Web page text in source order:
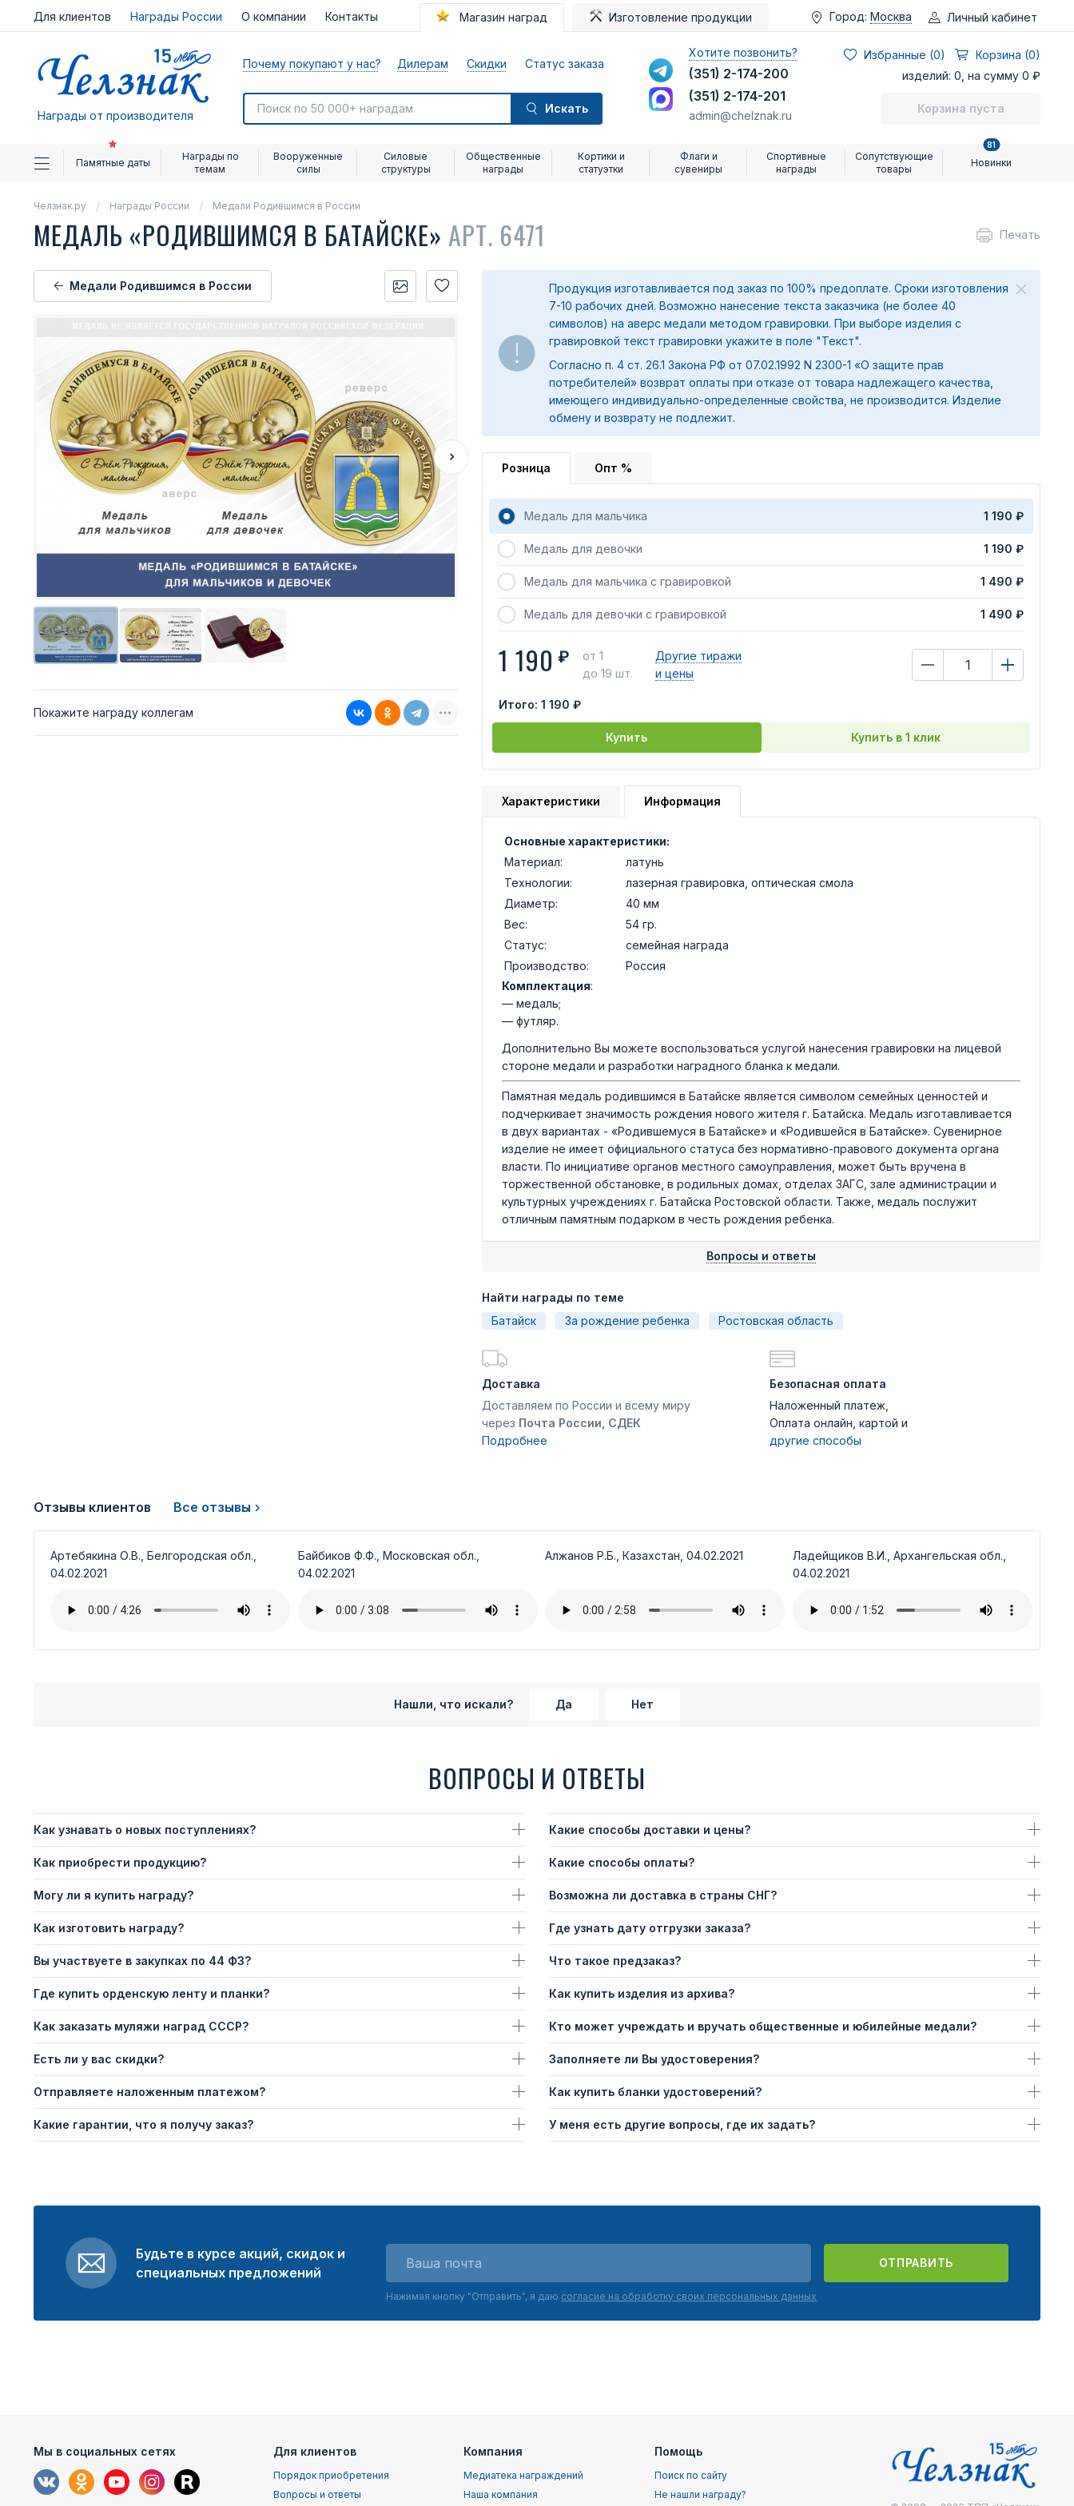
Для клиентов Награды России О компании Контакты Магазин наград Изготовление продукции Город: Москва Личный кабинет
Награды от производителя
Почему покупают у нас? Дилерам Скидки Статус заказа
Искать
Хотите позвонить?
(351) 2-174-200
(351) 2-174-201
admin@chelznak.ru
Избранные (0)
Корзина (0)
изделий: 0, на сумму 0 ₽
Корзина пуста
Памятные даты
Награды по
темам
Вооруженные
силы
Силовые
структуры
Общественные
награды
Кортики и
статуэтки
Флаги и
сувениры
Спортивные
награды
Сопутствующие
товары
Новинки
81
Челзнак.ру Награды России Медали Родившимся в России
МЕДАЛЬ «РОДИВШИМСЯ В БАТАЙСКЕ» АРТ. 6471 Печать
Медали Родившимся в России
Покажите награду коллегам
Продукция изготавливается под заказ по 100% предоплате. Сроки изготовления
7-10 рабочих дней. Возможно нанесение текста заказчика (не более 40
символов) на аверс медали методом гравировки. При выборе изделия с
гравировкой текст гравировки укажите в поле "Текст".
Согласно п. 4 ст. 26.1 Закона РФ от 07.02.1992 N 2300-1 «О защите прав
потребителей» возврат оплаты при отказе от товара надлежащего качества,
имеющего индивидуально-определенные свойства, не производится. Изделие
обмену и возврату не подлежит.
Розница Опт %
Медаль для мальчика 1 190 ₽
Медаль для девочки 1 190 ₽
Медаль для мальчика с гравировкой 1 490 ₽
Медаль для девочки с гравировкой 1 490 ₽
1 190 ₽
от 1
до 19 шт.
Другие тиражи
и цены
Итого: 1 190 ₽
Купить Купить в 1 клик
Характеристики Информация
Основные характеристики:
Материал:
латунь
Технологии:
лазерная гравировка, оптическая смола
Диаметр:
40 мм
Вес:
54 гр.
Статус:
семейная награда
Производство:
Россия
Комплектация:
— медаль;
— футляр.
Дополнительно Вы можете воспользоваться услугой нанесения гравировки на лицевой
стороне медали и разработки наградного бланка к медали.
Памятная медаль родившимся в Батайске является символом семейных ценностей и
подчеркивает значимость рождения нового жителя г. Батайска. Медаль изготавливается
в двух вариантах - «Родившемуся в Батайске» и «Родившейся в Батайске». Сувенирное
изделие не имеет официального статуса без нормативно-правового документа органа
власти. По инициативе органов местного самоуправления, может быть вручена в
торжественной обстановке, в родильных домах, отделах ЗАГС, зале администрации и
культурных учреждениях г. Батайска Ростовской области. Также, медаль послужит
отличным памятным подарком в честь рождения ребенка.
Вопросы и ответы
Найти награды по теме
Батайск
За рождение ребенка Ростовская область
Доставка
Доставляем по России и всему миру
через Почта России, СДЕК
Подробнее
Безопасная оплата
Наложенный платеж,
Оплата онлайн, картой и
другие способы
Отзывы клиентов Все отзывы
Артебякина О.В., Белгородская обл.,
04.02.2021
Байбиков Ф.Ф., Московская обл.,
04.02.2021
Алжанов Р.Б., Казахстан, 04.02.2021
Ладейщиков В.И., Архангельская обл.,
04.02.2021
Нашли, что искали? Да Нет
ВОПРОСЫ И ОТВЕТЫ
Как узнавать о новых поступлениях?
Как приобрести продукцию?
Могу ли я купить награду?
Как изготовить награду?
Вы участвуете в закупках по 44 ФЗ?
Где купить орденскую ленту и планки?
Как заказать муляжи наград СССР?
Есть ли у вас скидки?
Отправляете наложенным платежом?
Какие гарантии, что я получу заказ?
Какие способы доставки и цены?
Какие способы оплаты?
Возможна ли доставка в страны СНГ?
Где узнать дату отгрузки заказа?
Что такое предзаказ?
Как купить изделия из архива?
Кто может учреждать и вручать общественные и юбилейные медали?
Заполняете ли Вы удостоверения?
Как купить бланки удостоверений?
У меня есть другие вопросы, где их задать?
Будьте в курсе акций, скидок и
специальных предложений
ОТПРАВИТЬ
Нажимая кнопку "Отправить", я даю согласие на обработку своих персональных данных
Мы в социальных сетях Для клиентов
Порядок приобретения
Вопросы и ответы
Компания
Медиатека награждений
Наша компания
Помощь
Поиск по сайту
Не нашли награду?